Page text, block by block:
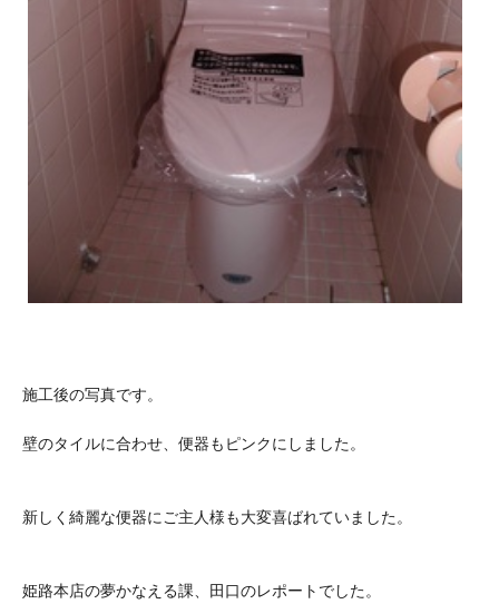
施工後の写真です。
壁のタイルに合わせ、便器もピンクにしました。
新しく綺麗な便器にご主人様も大変喜ばれていました。
姫路本店の夢かなえる課、田口のレポートでした。